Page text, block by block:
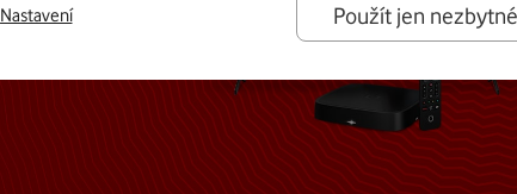
Použít jen nezbytné
Nastavení